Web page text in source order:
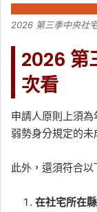
2026 第三季中央社
2026 第
次看
申請人原則上須
弱勢身分規定的未
此外，還須符合以
在社宅所在